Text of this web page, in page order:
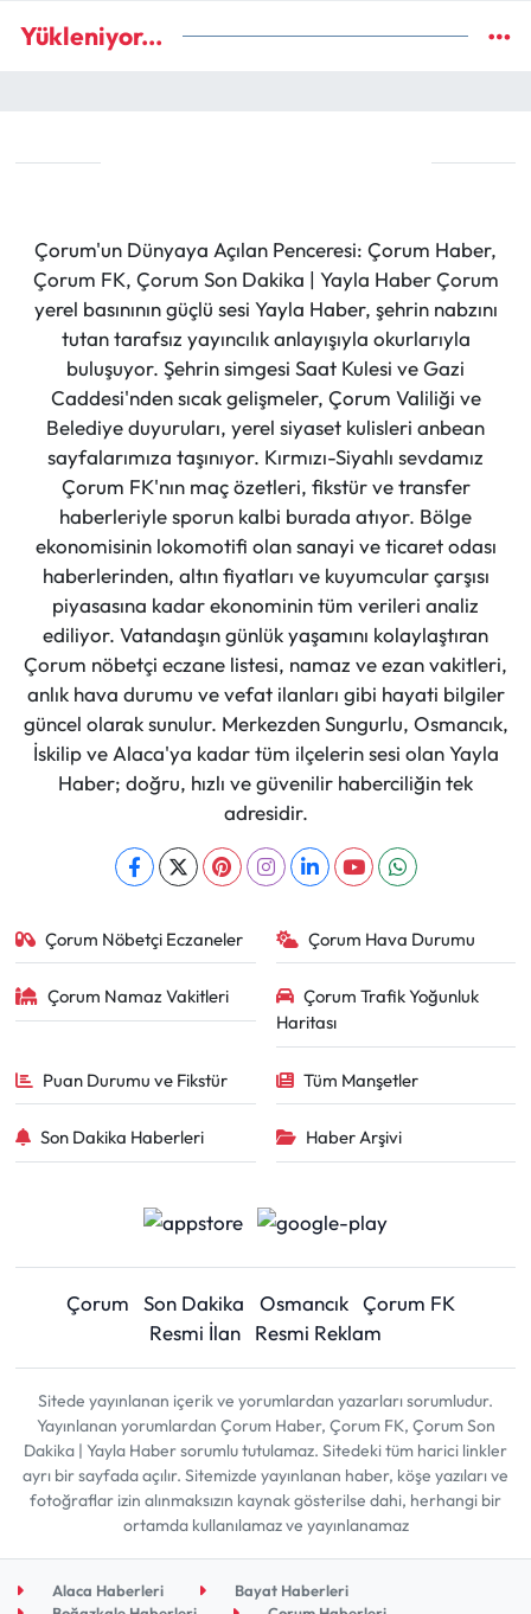
Yükleniyor...
Çorum'un Dünyaya Açılan Penceresi: Çorum Haber,
Çorum FK, Çorum Son Dakika | Yayla Haber Çorum
yerel basınının güçlü sesi Yayla Haber, şehrin nabzını
tutan tarafsız yayıncılık anlayışıyla okurlarıyla
buluşuyor. Şehrin simgesi Saat Kulesi ve Gazi
Caddesi'nden sıcak gelişmeler, Çorum Valiliği ve
Belediye duyuruları, yerel siyaset kulisleri anbean
sayfalarımıza taşınıyor. Kırmızı-Siyahlı sevdamız
Çorum FK'nın maç özetleri, fikstür ve transfer
haberleriyle sporun kalbi burada atıyor. Bölge
ekonomisinin lokomotifi olan sanayi ve ticaret odası
haberlerinden, altın fiyatları ve kuyumcular çarşısı
piyasasına kadar ekonominin tüm verileri analiz
ediliyor. Vatandaşın günlük yaşamını kolaylaştıran
Çorum nöbetçi eczane listesi, namaz ve ezan vakitleri,
anlık hava durumu ve vefat ilanları gibi hayati bilgiler
güncel olarak sunulur. Merkezden Sungurlu, Osmancık,
İskilip ve Alaca'ya kadar tüm ilçelerin sesi olan Yayla
Haber; doğru, hızlı ve güvenilir haberciliğin tek
adresidir.
Çorum Nöbetçi Eczaneler Çorum Hava Durumu
Çorum Namaz Vakitleri
Çorum Trafik Yoğunluk
Haritası
Puan Durumu ve Fikstür Tüm Manşetler
Son Dakika Haberleri Haber Arşivi
Çorum Son Dakika Osmancık Çorum FK
Resmi İlan
Resmi Reklam
Sitede yayınlanan içerik ve yorumlardan yazarları sorumludur.
Yayınlanan yorumlardan Çorum Haber, Çorum FK, Çorum Son
Dakika | Yayla Haber sorumlu tutulamaz. Sitedeki tüm harici linkler
ayrı bir sayfada açılır. Sitemizde yayınlanan haber, köşe yazıları ve
fotoğraflar izin alınmaksızın kaynak gösterilse dahi, herhangi bir
ortamda kullanılamaz ve yayınlanamaz
Alaca Haberleri
Bayat Haberleri